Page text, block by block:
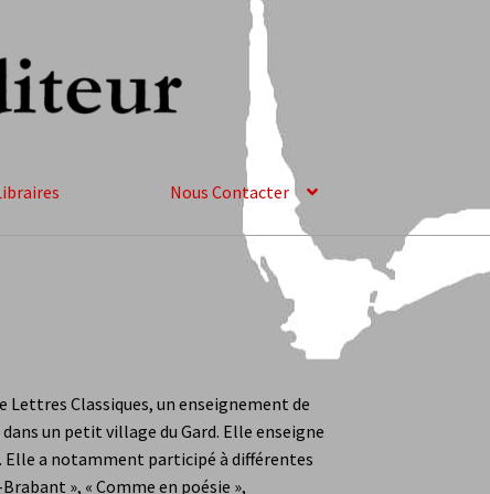
Nous Contacter
Serge Airoldi
Benoît Sudreau
BilliaLou RaoulPhilippe Di Meo
Lettres Classiques, un enseignement de
un petit village du Gard. Elle enseigne
a notamment participé à différentes
», « Comme en poésie »,